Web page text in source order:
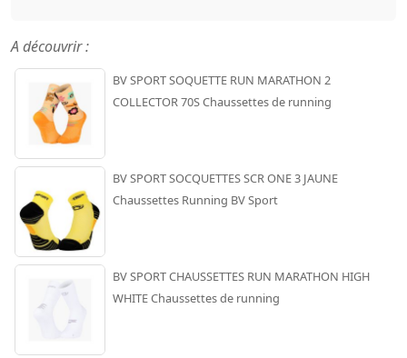
A découvrir :
BV SPORT SOQUETTE RUN MARATHON 2
COLLECTOR 70S Chaussettes de running
BV SPORT SOCQUETTES SCR ONE 3 JAUNE
Chaussettes Running BV Sport
BV SPORT CHAUSSETTES RUN MARATHON HIGH
WHITE Chaussettes de running